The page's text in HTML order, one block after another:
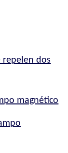
repelen dos
magnético